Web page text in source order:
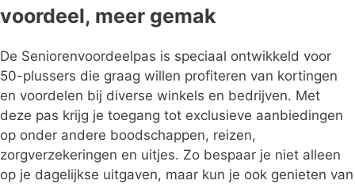
voordeel, meer gemak
De Seniorenvoordeelpas is speciaal ontwikkeld voor
50-plussers die graag willen profiteren van kortingen
en voordelen bij diverse winkels en bedrijven. Met
deze pas krijg je toegang tot exclusieve aanbiedingen
op onder andere boodschappen, reizen,
zorgverzekeringen en uitjes. Zo bespaar je niet alleen
op je dagelijkse uitgaven, maar kun je ook genieten van